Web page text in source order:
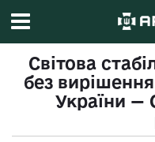
Світова
без
України —